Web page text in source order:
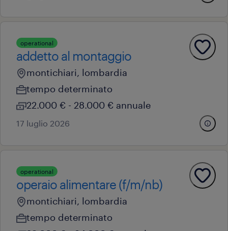
operational
addetto al montaggio
montichiari, lombardia
tempo determinato
22.000 € - 28.000 € annuale
17 luglio 2026
operational
operaio alimentare (f/m/nb)
montichiari, lombardia
tempo determinato